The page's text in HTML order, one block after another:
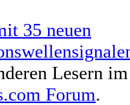
35 neuen
Lesern im
Forum.